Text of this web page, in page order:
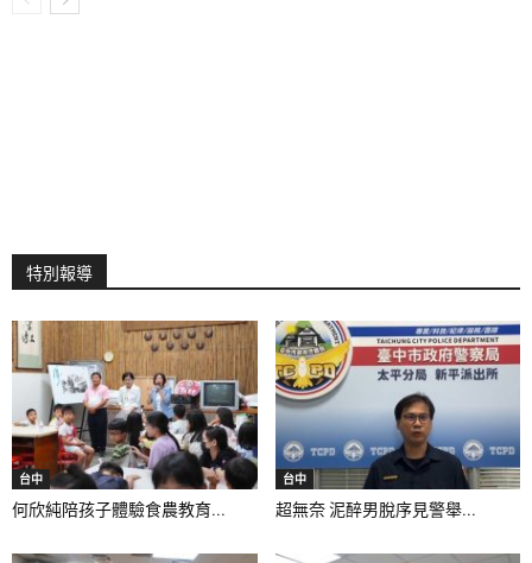
特別報導
台中
何欣純陪孩子體驗食農教育...
台中
超無奈 泥醉男脫序見警舉...